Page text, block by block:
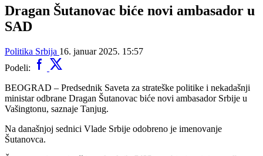
Dragan Šutanovac biće novi ambasador u
SAD
Politika Srbija 16. januar 2025. 15:57
Podeli:
BEOGRAD – Predsednik Saveta za strateške politike i nekadašnji
ministar odbrane Dragan Šutanovac biće novi ambasador Srbije u
Vašingtonu, saznaje Tanjug.
Na današnjoj sednici Vlade Srbije odobreno je imenovanje
Šutanovca.